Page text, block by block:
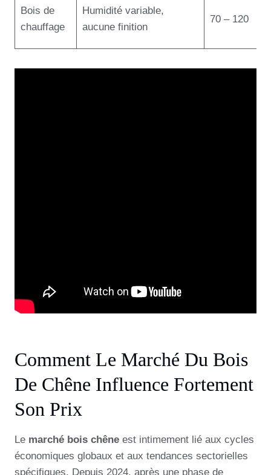
Bois de
chauffage
Humidité variable,
aucune finition
70 – 120
Comment Le Marché Du Bois
De Chêne Influence Fortement
Son Prix
Le marché bois chêne est intimement lié aux cycles
économiques globaux et aux tendances sectorielles
spécifiques. Depuis 2024, après une phase de